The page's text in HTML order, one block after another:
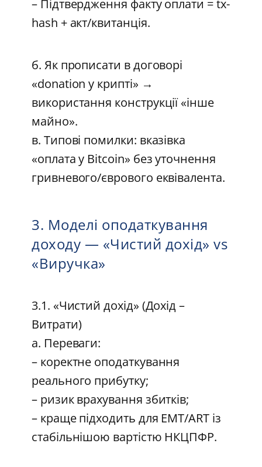
– Підтвердження факту оплати = tx-
hash + акт/квитанція.
б. Як прописати в договорі
«donation у крипті» →
використання конструкції «інше
майно».
в. Типові помилки: вказівка
«оплата у Bitcoin» без уточнення
гривневого/єврового еквівалента.
3. Моделі оподаткування
доходу — «Чистий дохід» vs
«Виручка»
3.1. «Чистий дохід» (Дохід –
Витрати)
а. Переваги:
– коректне оподаткування
реального прибутку;
– ризик врахування збитків;
– краще підходить для EMT/ART із
стабільнішою вартістю НКЦПФР.